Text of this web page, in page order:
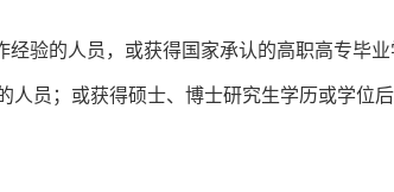
经验的人员，或获得国家承认的高职高专毕
人员；或获得硕士、博士研究生学历或学位